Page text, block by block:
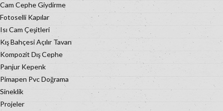
Cam Cephe Giydirme
Fotoselli Kapılar
Isı Cam Çeşitleri
Kış Bahçesi Açılır Tavan
Kompozit Dış Cephe
Panjur Kepenk
Pimapen Pvc Doğrama
Sineklik
Projeler